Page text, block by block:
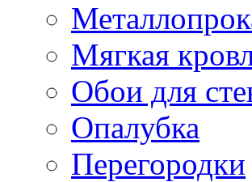
Мягкая
Обои для
Опалубка
Перегородки